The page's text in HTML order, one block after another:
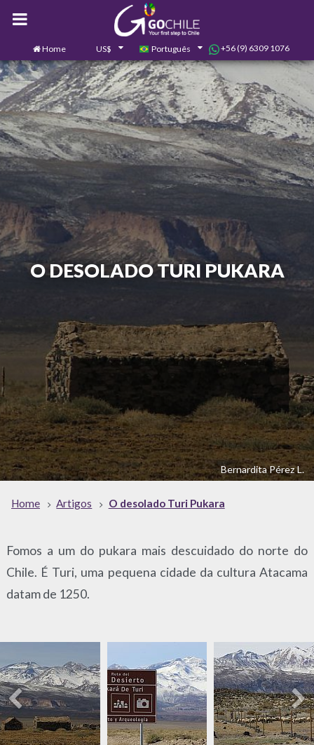
Home US$ Português +56 (9) 6309 1076
Contate-nos
O DESOLADO TURI PUKARA
Bernardita Pérez L.
Home Artigos O desolado Turi Pukara
Fomos a um do pukara mais descuidado do norte do
Chile. É Turi, uma pequena cidade da cultura Atacama
datam de 1250.